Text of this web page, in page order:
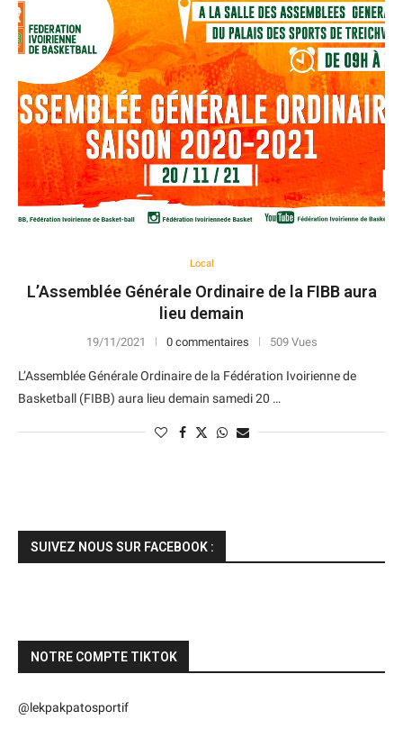
Local
L’Assemblée Générale Ordinaire de la FIBB aura
lieu demain
19/11/2021 0 commentaires 509 Vues
L’Assemblée Générale Ordinaire de la Fédération Ivoirienne de
Basketball (FIBB) aura lieu demain samedi 20 …
SUIVEZ NOUS SUR FACEBOOK :
NOTRE COMPTE TIKTOK
@lekpakpatosportif